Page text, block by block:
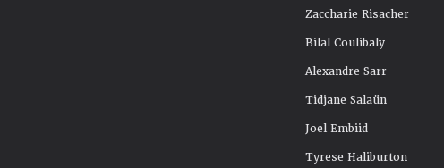
Zaccharie Risacher
Bilal Coulibaly
Alexandre Sarr
Tidjane Salaün
Joel Embiid
Tyrese Haliburton